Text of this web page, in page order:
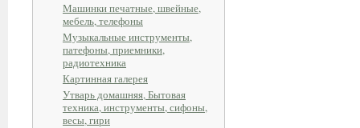
Машинки печатные, швейные,
мебель, телефоны
Музыкальные инструменты,
патефоны, приемники,
радиотехника
Картинная галерея
Утварь домашняя, Бытовая
техника, инструменты, сифоны,
весы, гири